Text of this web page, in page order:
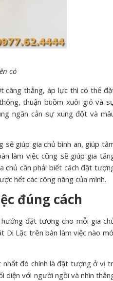
có
căng thẳng, áp lực thì có thể
thuận buồm xuôi gió và
ngăn cản sự xung đột và
giúp gia chủ bình an, giúp
làm việc cũng sẽ giúp gia
chủ cần phải biết cách đặt
hết các công năng của mình.
đúng cách
đặt tượng cho mỗi gia
Di Lặc trên bàn làm việc nào
nhất đó chính là đặt tượng ở vị
diện với người ngồi và nhìn